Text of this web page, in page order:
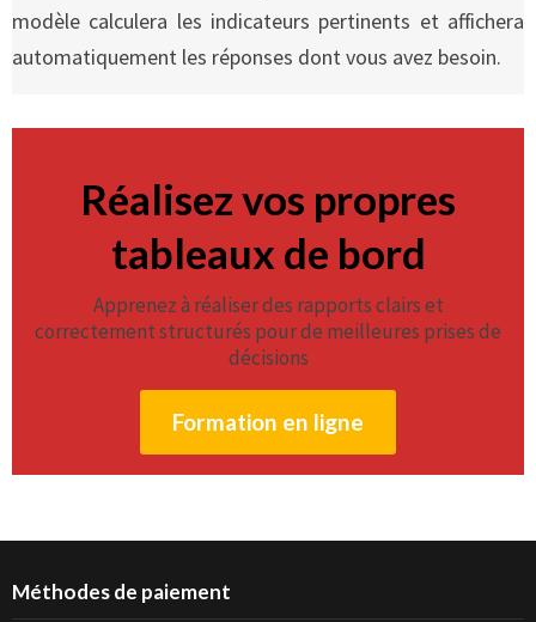
modèle calculera les indicateurs pertinents et affichera
automatiquement les réponses dont vous avez besoin.
Réalisez vos propres
tableaux de bord
Apprenez à réaliser des rapports clairs et
correctement structurés pour de meilleures prises de
décisions
Formation en ligne
Méthodes de paiement